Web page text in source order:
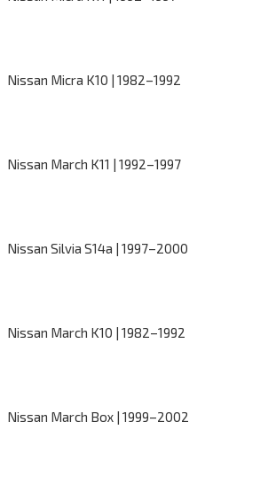
Nissan Micra K10 | 1982–1992
Nissan March K11 | 1992–1997
Nissan Silvia S14a | 1997–2000
Nissan March K10 | 1982–1992
Nissan March Box | 1999–2002